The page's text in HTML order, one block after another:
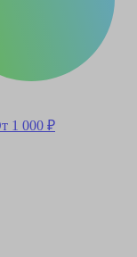
1 000 ₽